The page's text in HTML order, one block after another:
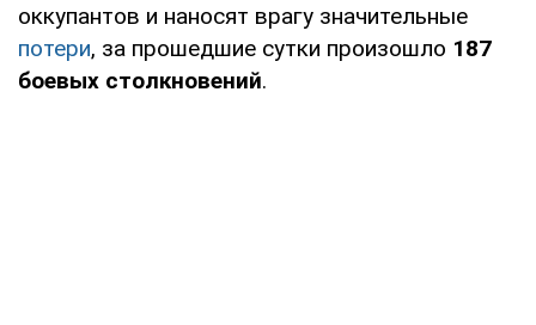
оккупантов и наносят врагу значительные
потери, за прошедшие сутки произошло 187
боевых столкновений.